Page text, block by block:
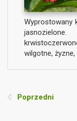
Wyprostowany
wilgotne,
Poprzedni